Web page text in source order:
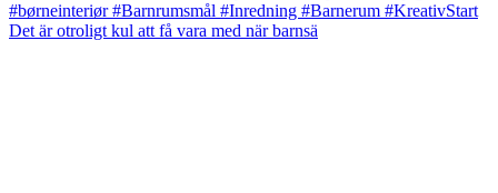
Det är otroligt kul att få vara med när barnsä